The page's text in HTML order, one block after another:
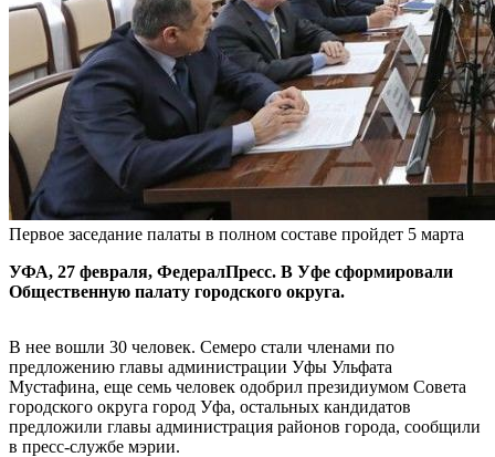
Первое заседание палаты в полном составе пройдет 5 марта
УФА, 27 февраля, ФедералПресс. В Уфе сформировали
Общественную палату городского округа.
В нее вошли 30 человек. Семеро стали членами по
предложению главы администрации Уфы Ульфата
Мустафина, еще семь человек одобрил президиумом Совета
городского округа город Уфа, остальных кандидатов
предложили главы администрация районов города, сообщили
в пресс-службе мэрии.